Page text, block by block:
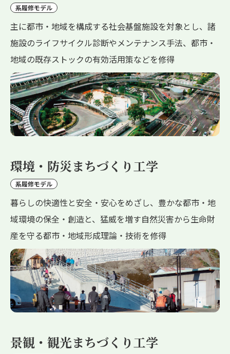
系履修モデル
主に都市・地域を構成する社会基盤施設を対象とし、諸
施設のライフサイクル診断やメンテナンス手法、都市・
地域の既存ストックの有効活用策などを修得
環境・防災まちづくり工学
系履修モデル
暮らしの快適性と安全・安心をめざし、豊かな都市・地
域環境の保全・創造と、猛威を増す自然災害から生命財
産を守る都市・地域形成理論・技術を修得
景観・観光まちづくり工学